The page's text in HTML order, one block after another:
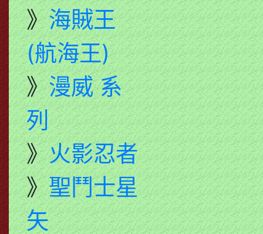
》海賊王
(航海王)
》漫威 系
列
》火影忍者
》聖鬥士星
矢